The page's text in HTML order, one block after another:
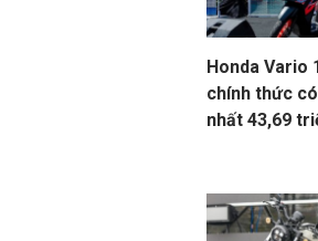
Honda Vario
chính thức
nhất 43,69